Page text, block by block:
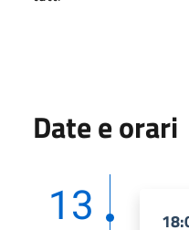
Date e orari
13